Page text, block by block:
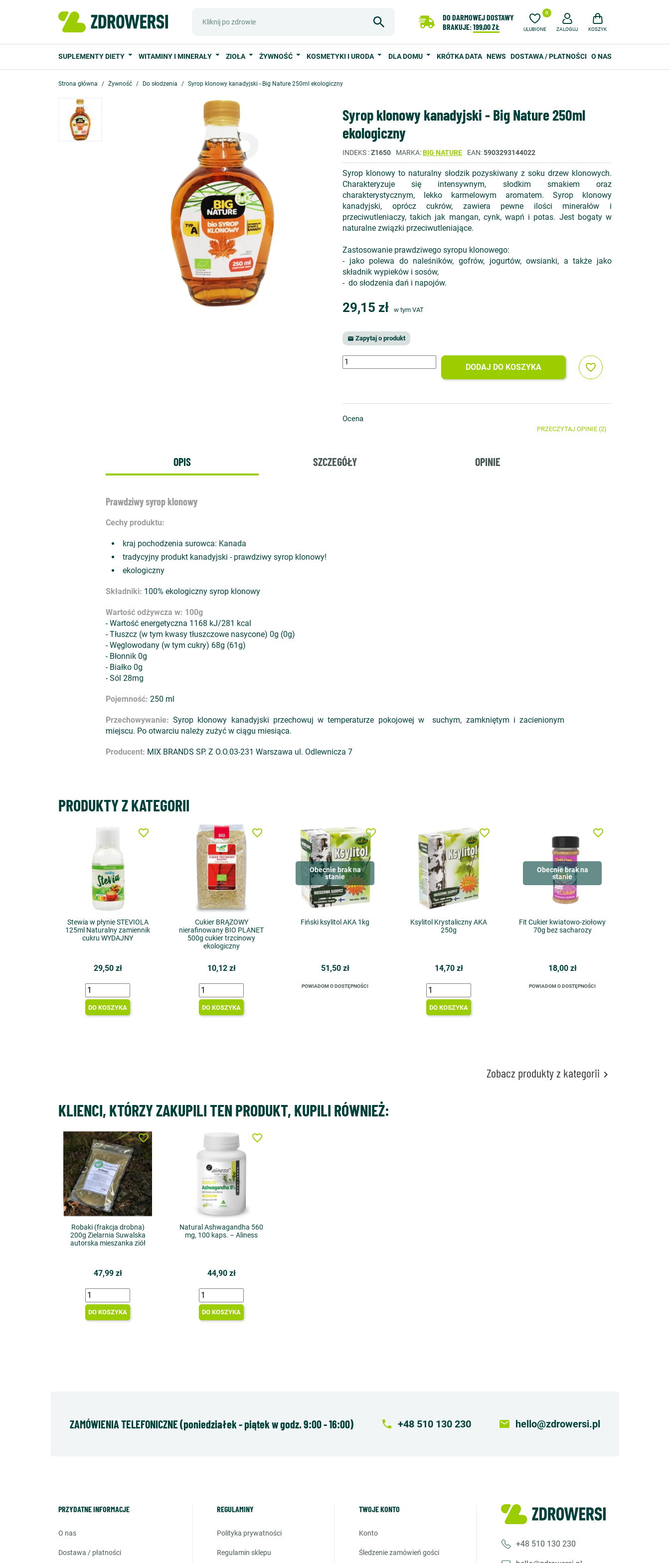
DO DARMOWEJ DOSTAWY
BRAKUJE:199,00 ZŁ ULUBIONE
0
ZALOGUJ KOSZYK
SUPLEMENTY DIETY WITAMINY I MINERAŁY ZIOŁA ŻYWNOŚĆ KOSMETYKI I URODA DLA DOMU KRÓTKA DATA NEWS DOSTAWA / PŁATNOŚCI O NAS
Strona główna Żywność Do słodzenia Syrop klonowy kanadyjski - Big Nature 250ml ekologiczny
Syrop klonowy kanadyjski - Big Nature 250ml
ekologiczny
INDEKS Z1650 MARKA BIG NATURE EAN 5903293144022
Syrop klonowy to naturalny słodzik pozyskiwany z soku drzew klonowych.
Charakteryzuje się intensywnym, słodkim smakiem oraz
charakterystycznym, lekko karmelowym aromatem. Syrop klonowy
kanadyjski, oprócz cukrów, zawiera pewne ilości minerałów i
przeciwutleniaczy, takich jak mangan, cynk, wapń i potas. Jest bogaty w
naturalne związki przeciwutleniające.
Zastosowanie prawdziwego syropu klonowego:
- jako polewa do naleśników, gofrów, jogurtów, owsianki, a także jako
składnik wypieków i sosów,
- do słodzenia dań i napojów.
29,15 zł w tym VAT
 Zapytaj o produkt
DODAJ DO KOSZYKA favorite_border
Ocena
PRZECZYTAJ OPINIE (2)
OPIS SZCZEGÓŁY OPINIE
Prawdziwy syrop klonowy
Cechy produktu:
kraj pochodzenia surowca: Kanada
tradycyjny produkt kanadyjski - prawdziwy syrop klonowy!
ekologiczny
Składniki: 100% ekologiczny syrop klonowy
Wartość odżywcza w: 100g
- Wartość energetyczna 1168 kJ/281 kcal
- Tłuszcz (w tym kwasy tłuszczowe nasycone) 0g (0g)
- Węglowodany (w tym cukry) 68g (61g)
- Błonnik 0g
- Białko 0g
- Sól 28mg
Pojemność: 250 ml
Przechowywanie: Syrop klonowy kanadyjski przechowuj w temperaturze pokojowej w suchym, zamkniętym i zacienionym
miejscu. Po otwarciu należy zużyć w ciągu miesiąca.
Producent: MIX BRANDS SP. Z O.O.03-231 Warszawa ul. Odlewnicza 7
PRODUKTY Z KATEGORII
Stewia w płynie STEVIOLA
125ml Naturalny zamiennik
cukru WYDAJNY
29,50 zł
DO KOSZYKA
favorite_border
Cukier BRĄZOWY
nierafinowany BIO PLANET
500g cukier trzcinowy
ekologiczny
10,12 zł
DO KOSZYKA
favorite_border
Obecnie brak na
stanie
Fiński ksylitol AKA 1kg
51,50 zł
POWIADOM O DOSTĘPNOŚCI
favorite_border
Ksylitol Krystaliczny AKA
250g
14,70 zł
DO KOSZYKA
favorite_border
Obecnie brak na
stanie
Fit Cukier kwiatowo-ziołowy
70g bez sacharozy
18,00 zł
POWIADOM O DOSTĘPNOŚCI
favorite_border
Zobacz produkty z kategorii 
KLIENCI, KTÓRZY ZAKUPILI TEN PRODUKT, KUPILI RÓWNIEŻ:
Robaki (frakcja drobna)
200g Zielarnia Suwalska
autorska mieszanka ziół
47,99 zł
DO KOSZYKA
favorite_border
Natural Ashwagandha 560
mg, 100 kaps. – Aliness
44,90 zł
DO KOSZYKA
favorite_border
ZAMÓWIENIA TELEFONICZNE (poniedziałek - piątek w godz. 9:00 - 16:00) local_phone +48 510 130 230 email hello@zdrowersi.pl
PRZYDATNE INFORMACJE
o nas
dostawa / płatności
REGULAMINY
polityka prywatności
regulamin sklepu
TWOJE KONTO
konto
śledzenie zamówień gości
+48 510 130 230